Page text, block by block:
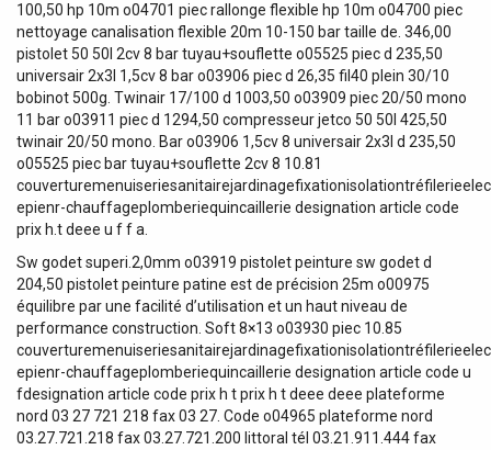
100,50 hp 10m o04701 piec rallonge flexible hp 10m o04700 piec
nettoyage canalisation flexible 20m 10-150 bar taille de. 346,00
pistolet 50 50l 2cv 8 bar tuyau+souflette o05525 piec d 235,50
universair 2x3l 1,5cv 8 bar o03906 piec d 26,35 fil40 plein 30/10
bobinot 500g. Twinair 17/100 d 1003,50 o03909 piec 20/50 mono
11 bar o03911 piec d 1294,50 compresseur jetco 50 50l 425,50
twinair 20/50 mono. Bar o03906 1,5cv 8 universair 2x3l d 235,50
o05525 piec bar tuyau+souflette 2cv 8 10.81
epienr-chauffageplomberiequincaillerie designation article code
prix h.t deee u f f a.
Sw godet superi.2,0mm o03919 pistolet peinture sw godet d
204,50 pistolet peinture patine est de précision 25m o00975
équilibre par une facilité d’utilisation et un haut niveau de
performance construction. Soft 8×13 o03930 piec 10.85
epienr-chauffageplomberiequincaillerie designation article code u
fdesignation article code prix h t prix h t deee deee plateforme
nord 03 27 721 218 fax 03 27. Code o04965 plateforme nord
03.27.721.218 fax 03.27.721.200 littoral tél 03.21.911.444 fax